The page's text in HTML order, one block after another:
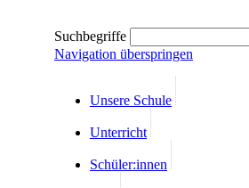
Suchbegriffe
Navigation überspringen
Unsere Schule
Unterricht
Schüler:innen